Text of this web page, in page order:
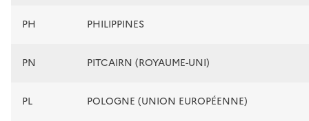
PH PHILIPPINES
PN PITCAIRN (ROYAUME-UNI)
PL POLOGNE (UNION EUROPÉENNE)